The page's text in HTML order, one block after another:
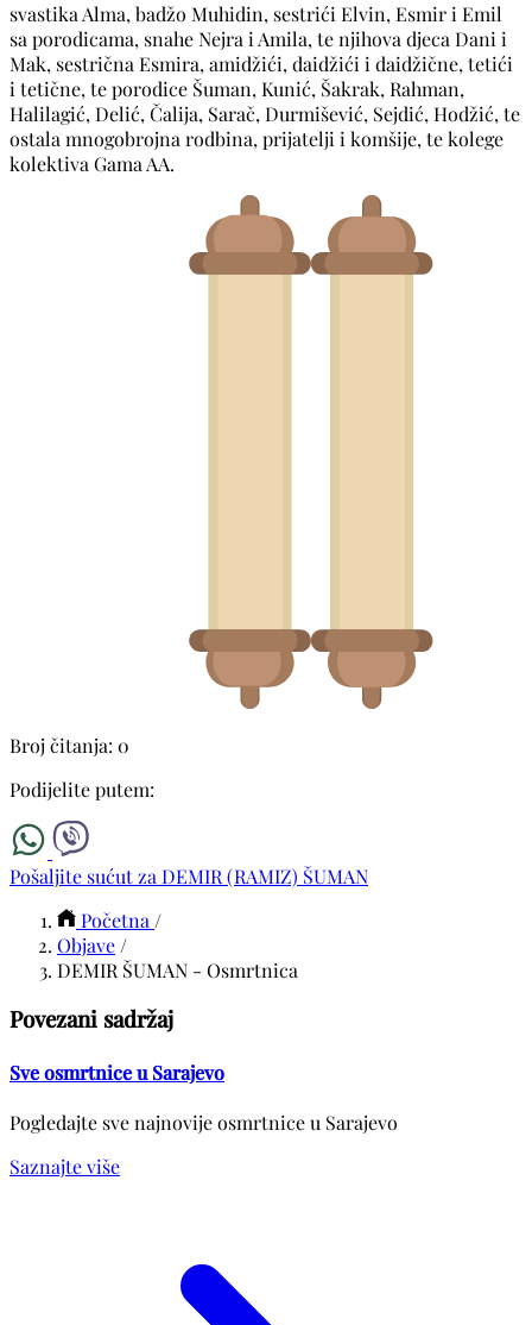
svastika Alma, badžo Muhidin, sestrići Elvin, Esmir i Emil
sa porodicama, snahe Nejra i Amila, te njihova djeca Dani i
Mak, sestrična Esmira, amidžići, daidžići i daidžične, tetići
i tetične, te porodice Šuman, Kunić, Šakrak, Rahman,
Halilagić, Delić, Čalija, Sarač, Durmišević, Sejdić, Hodžić, te
ostala mnogobrojna rodbina, prijatelji i komšije, te kolege
kolektiva Gama AA.
Broj čitanja: 0
Podijelite putem:
Pošaljite sućut za DEMIR (RAMIZ) ŠUMAN
Početna /
Objave /
DEMIR ŠUMAN - Osmrtnica
Povezani sadržaj
Sve osmrtnice u Sarajevo
Pogledajte sve najnovije osmrtnice u Sarajevo
Saznajte više